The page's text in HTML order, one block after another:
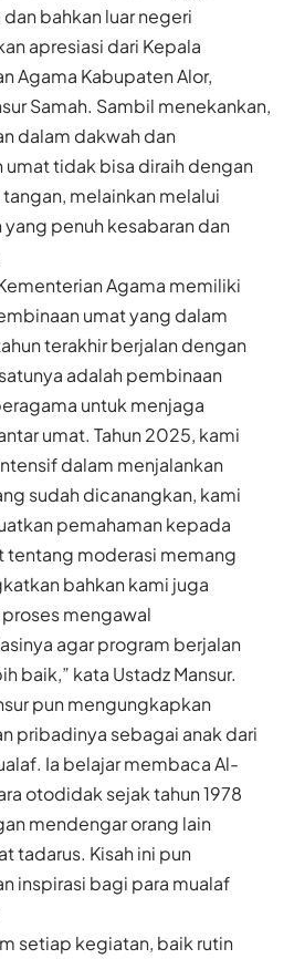
bahkan luar negeri
apresiasi dari Kepala
Agama Kabupaten Alor,
Samah. Sambil menekankan,
dalam dakwah dan
umat tidak bisa diraih dengan
melainkan melalui
penuh kesabaran dan
Agama memiliki
umat yang dalam
terakhir berjalan dengan
adalah pembinaan
untuk menjaga
umat. Tahun 2025, kami
dalam menjalankan
sudah dicanangkan, kami
pemahaman kepada
tentang moderasi memang
bahkan kami juga
mengawal
agar program berjalan
baik,” kata Ustadz Mansur.
pun mengungkapkan
pribadinya sebagai anak dari
Ia belajar membaca Al-
otodidak sejak tahun 1978
mendengar orang lain
tadarus. Kisah ini pun
inspirasi bagi para mualaf
setiap kegiatan, baik rutin